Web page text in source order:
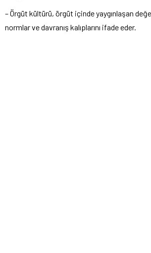
– Örgüt kültürü, örgüt içinde yaygınlaşan
normlar ve davranış kalıplarını ifade eder.